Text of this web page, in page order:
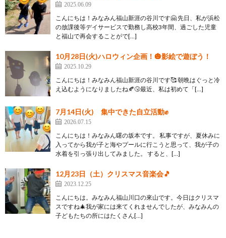
2025.06.09
こんにちは！みなみん福山新涯の谷川です🤗 先日、私が浜松
の放課後等デイサービスで勤務し高校3年間、過ごした児童
と福山で再会することがで[…]
10月28日(火)ハロウィン企画！🎃影絵で遊ぼう！
2025.10.29
こんにちは！みなみん福山新涯の谷川です🥰 朝晩はぐっと冷
え込むようになりましたね🍂🤧最近、私は初めて「[…]
7月14日(火) 集中できた自立活動✊
2026.07.15
こんにちは！みなみん曙の坂本です。 私事ですが、夏休みに
入ってから我が子と海やプールに行こうと思って、我が子の
水着を引っ張り出してみました。 すると、[…]
12月23日（土）クリスマス音楽会🎵
2023.12.25
こんにちは。みなみん福山川口の來山です。今日はクリスマ
スですね🎄我が家には来てくれませんでしたが、みなみんの
子どもたちの所にはたくさん[…]